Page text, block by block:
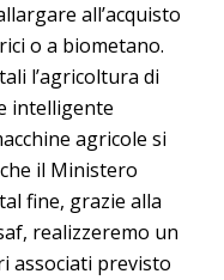
all’acquisto
o a biometano.
l’agricoltura di
intelligente
agricole si
il Ministero
fine, grazie alla
realizzeremo un
associati previsto